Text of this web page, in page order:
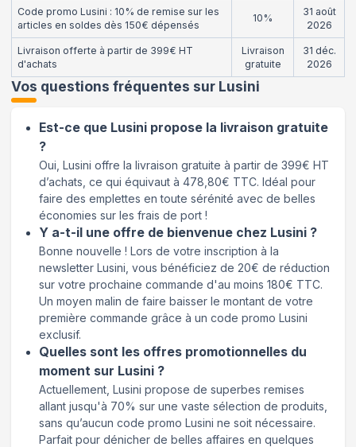
Code promo Lusini : 10% de remise sur les
articles en soldes dès 150€ dépensés
10%
31 août
2026
Livraison offerte à partir de 399€ HT
d'achats
Livraison
gratuite
31 déc.
2026
Vos questions fréquentes sur Lusini
Est-ce que Lusini propose la livraison gratuite
?
Oui, Lusini offre la livraison gratuite à partir de 399€ HT
d’achats, ce qui équivaut à 478,80€ TTC. Idéal pour
faire des emplettes en toute sérénité avec de belles
économies sur les frais de port !
Y a-t-il une offre de bienvenue chez Lusini ?
Bonne nouvelle ! Lors de votre inscription à la
newsletter Lusini, vous bénéficiez de 20€ de réduction
sur votre prochaine commande d'au moins 180€ TTC.
Un moyen malin de faire baisser le montant de votre
première commande grâce à un code promo Lusini
exclusif.
Quelles sont les offres promotionnelles du
moment sur Lusini ?
Actuellement, Lusini propose de superbes remises
allant jusqu'à 70% sur une vaste sélection de produits,
sans qu’aucun code promo Lusini ne soit nécessaire.
Parfait pour dénicher de belles affaires en quelques